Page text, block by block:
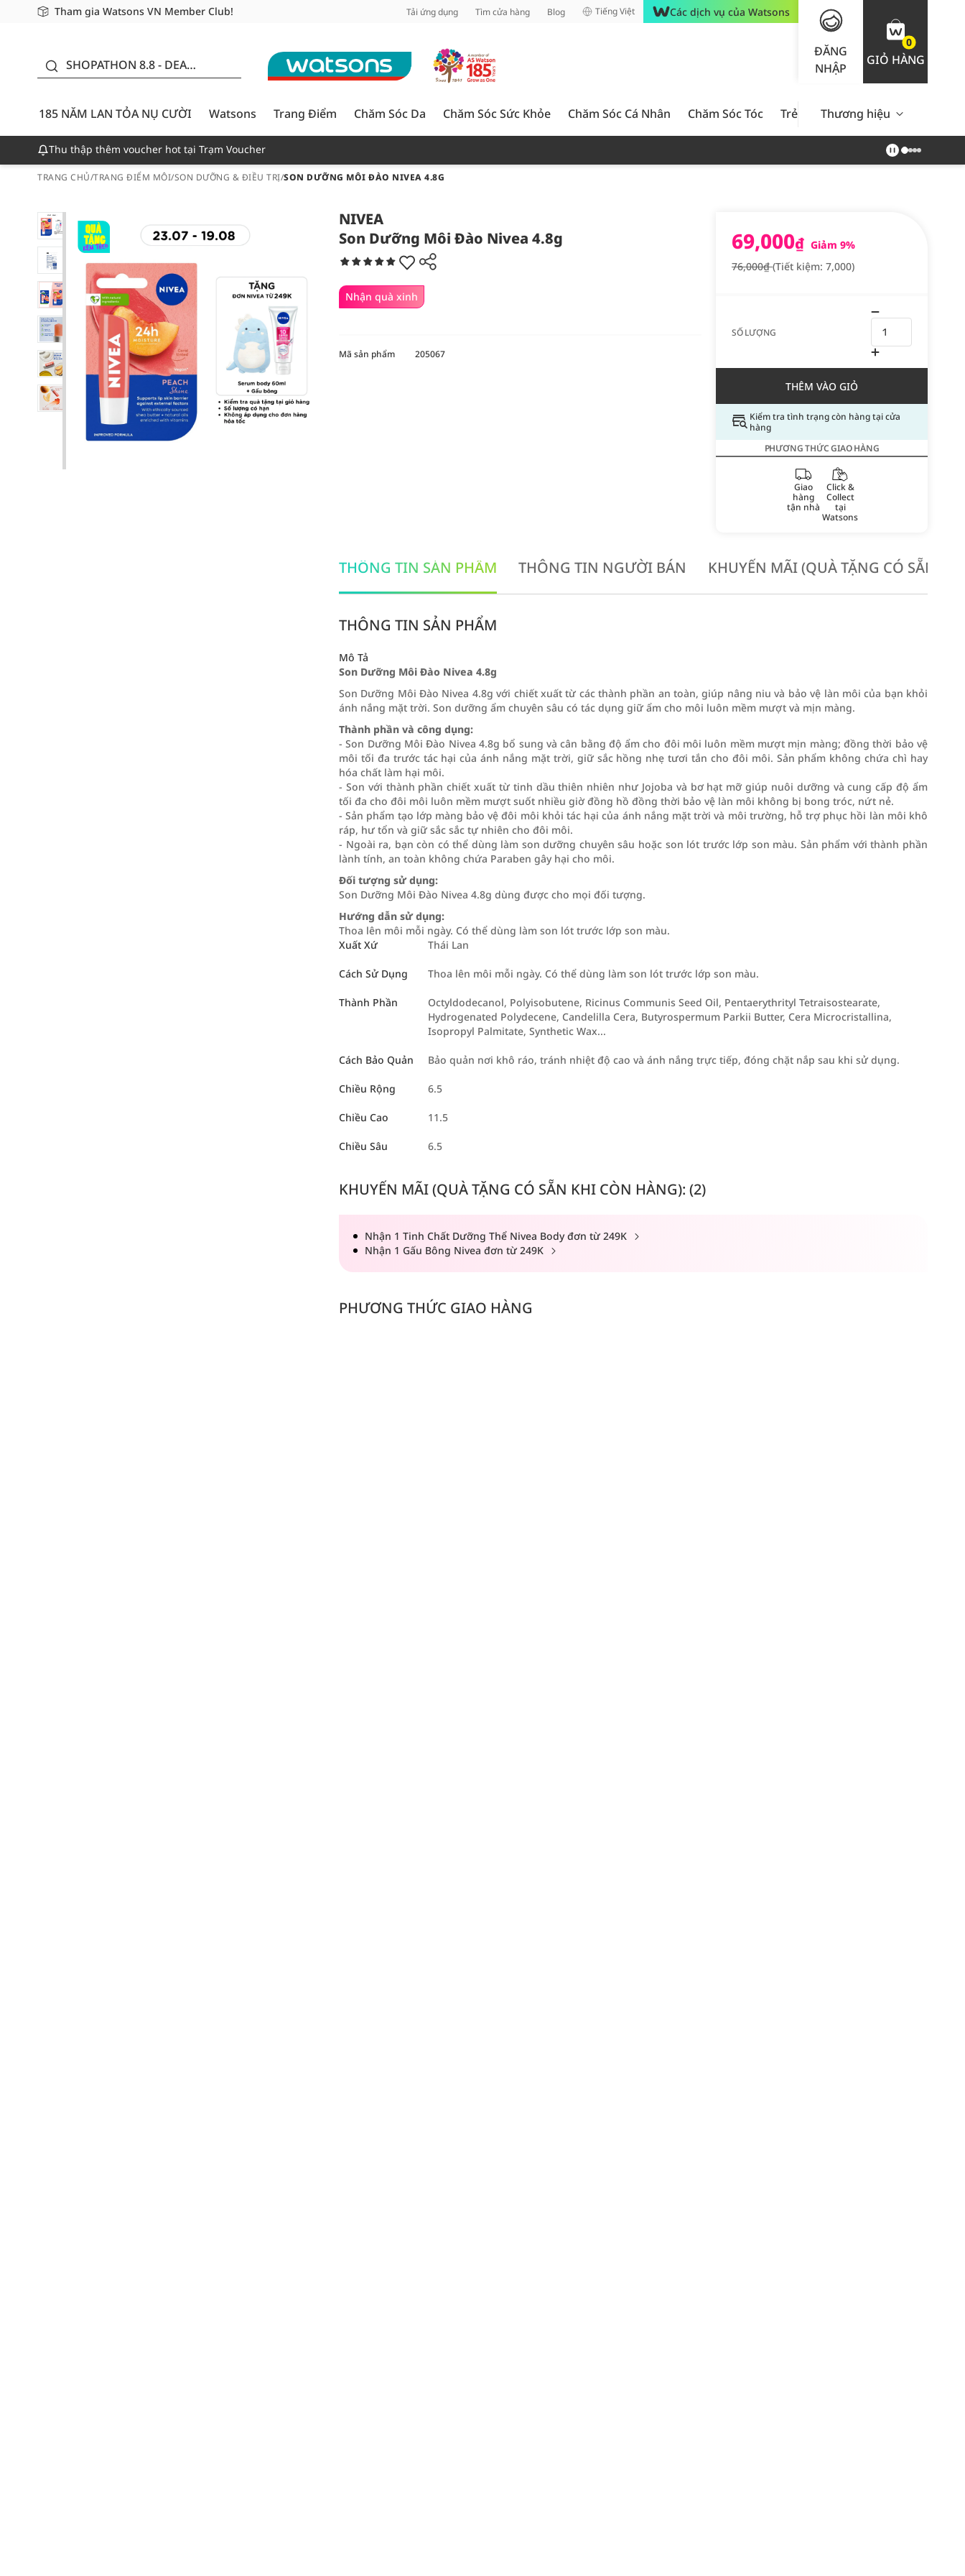
Tham gia Watsons VN Member Club!
Miễn phí giao hàng cho đơn hàng từ 249,000Đ
Giao hàng nhanh 24h - Áp dụng khu vực TP. Hồ Chí Minh Tải ứng dụng Tìm cửa hàng Blog Tiếng Việt Các dịch vụ của Watsons
ĐĂNG
NHẬP
0
GIỎ HÀNG
SHOPATHON 8.8 - DEAL
CƯỜI - GIẢM ĐẾN 50%
185 NĂM LAN TỎA NỤ CƯỜI Watsons Trang Điểm Chăm Sóc Da Chăm Sóc Sức Khỏe Chăm Sóc Cá Nhân Chăm Sóc Tóc Trẻ Em Nam Giới Chăm Sóc
Thương hiệu
Thu thập thêm voucher hot tại Trạm Voucher
TRANG CHỦ/TRANG ĐIỂM MÔI/SON DƯỠNG & ĐIỀU TRỊ/SON DƯỠNG MÔI ĐÀO NIVEA 4.8G
NIVEA
Son Dưỡng Môi Đào Nivea 4.8g
Nhận quà xinh
69,000₫ Giảm 9%
76,000₫(Tiết kiệm: 7,000)
SỐ LƯỢNG
THÊM VÀO GIỎ
Kiểm tra tình trạng còn hàng tại cửa
hàng
PHƯƠNG THỨC GIAO HÀNG
Giao
hàng
tận nhà
Click &
Collect
tại
Watsons
Mã sản phẩm 205067
THÔNG TIN SẢN PHẨM THÔNG TIN NGƯỜI BÁN KHUYẾN MÃI (QUÀ TẶNG CÓ SẴN
THÔNG TIN SẢN PHẨM
Mô Tả
Son Dưỡng Môi Đào Nivea 4.8g
Son Dưỡng Môi Đào Nivea 4.8g với chiết xuất từ các thành phần an toàn, giúp nâng niu và bảo vệ làn môi của bạn khỏi
ánh nắng mặt trời. Son dưỡng ẩm chuyên sâu có tác dụng giữ ẩm cho môi luôn mềm mượt và mịn màng.
Thành phần và công dụng:
- Son Dưỡng Môi Đào Nivea 4.8g bổ sung và cân bằng độ ẩm cho đôi môi luôn mềm mượt mịn màng; đồng thời bảo vệ
môi tối đa trước tác hại của ánh nắng mặt trời, giữ sắc hồng nhẹ tươi tắn cho đôi môi. Sản phẩm không chứa chì hay
hóa chất làm hại môi.
- Son với thành phần chiết xuất từ tinh dầu thiên nhiên như Jojoba và bơ hạt mỡ giúp nuôi dưỡng và cung cấp độ ẩm
tối đa cho đôi môi luôn mềm mượt suốt nhiều giờ đồng hồ đồng thời bảo vệ làn môi không bị bong tróc, nứt nẻ.
- Sản phẩm tạo lớp màng bảo vệ đôi môi khỏi tác hại của ánh nắng mặt trời và môi trường, hỗ trợ phục hồi làn môi khô
ráp, hư tổn và giữ sắc sắc tự nhiên cho đôi môi.
- Ngoài ra, bạn còn có thể dùng làm son dưỡng chuyên sâu hoặc son lót trước lớp son màu. Sản phẩm với thành phần
lành tính, an toàn không chứa Paraben gây hại cho môi.
Đối tượng sử dụng:
Son Dưỡng Môi Đào Nivea 4.8g dùng được cho mọi đối tượng.
Hướng dẫn sử dụng:
Thoa lên môi mỗi ngày. Có thể dùng làm son lót trước lớp son màu.
Xuất Xứ
Thái Lan
Cách Sử Dụng Thoa lên môi mỗi ngày. Có thể dùng làm son lót trước lớp son màu.
Thành Phần
Octyldodecanol, Polyisobutene, Ricinus Communis Seed Oil, Pentaerythrityl Tetraisostearate,
Hydrogenated Polydecene, Candelilla Cera, Butyrospermum Parkii Butter, Cera Microcristallina,
Isopropyl Palmitate, Synthetic Wax...
Cách Bảo Quản Bảo quản nơi khô ráo, tránh nhiệt độ cao và ánh nắng trực tiếp, đóng chặt nắp sau khi sử dụng.
Chiều Rộng 6.5
Chiều Cao 11.5
Chiều Sâu 6.5
KHUYẾN MÃI (QUÀ TẶNG CÓ SẴN KHI CÒN HÀNG): (2)
Nhận 1 Tinh Chất Dưỡng Thể Nivea Body đơn từ 249K
Nhận 1 Gấu Bông Nivea đơn từ 249K
PHƯƠNG THỨC GIAO HÀNG